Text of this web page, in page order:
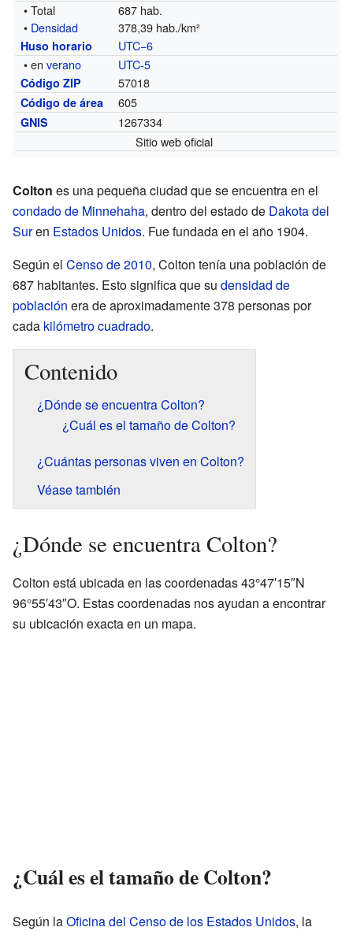
• Total
687 hab.
• Densidad 378,39 hab./km²
Huso horario
UTC−6
• enverano UTC-5
Código ZIP 57018
Código de área 605
GNIS
1267334
Sitio web oficial
Colton es una pequeña ciudad que se encuentra en el
condado de Minnehaha, dentro del estado de Dakota del
Suren Estados Unidos. Fue fundada en el año 1904.
Según el Censo de 2010, Colton tenía una población de
687 habitantes. Esto significa que su densidad de
población era de aproximadamente 378 personas por
cada kilómetro cuadrado.
Contenido
¿Dónde se encuentra Colton?
¿Cuál es el tamaño de Colton?
¿Cuántas personas viven en Colton?
Véase también
¿Dónde se encuentra Colton?
Colton está ubicada en las coordenadas 43°47′15″N
96°55′43″O. Estas coordenadas nos ayudan a encontrar
su ubicación exacta en un mapa.
¿Cuál es el tamaño de Colton?
Según laOficina del Censo de los Estados Unidos, la